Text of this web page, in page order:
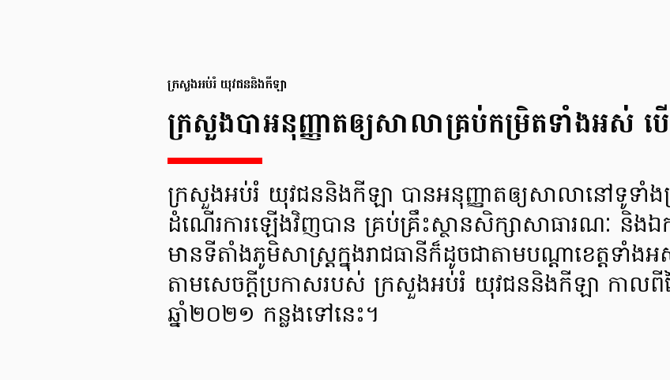
ក្រសួងអប់រំ យុវជននិងកីឡា
ក្រសួងបាអនុញ្ញាតឲ្យសាលាគ្រប់កម្រិតទាំងអស់
ក្រសួងអប់រំ យុវជននិងកីឡា បានអនុញ្ញាតឲ្យសាលានៅទូទាំងប្
ដំណើរការឡើងវិញបាន គ្រប់គ្រឹះស្ថានសិក្សាសាធារណៈ និង
មានទីតាំងភូមិសាស្រ្តក្នុងរាជធានីក៏ដូចជាតាមបណ្ដាខេត្តទាំ
តាមសេចក្ដីប្រកាសរបស់ ក្រសួងអប់រំ យុវជននិងកីឡា កាលពី
ឆ្នាំ២០២១ កន្លងទៅនេះ។